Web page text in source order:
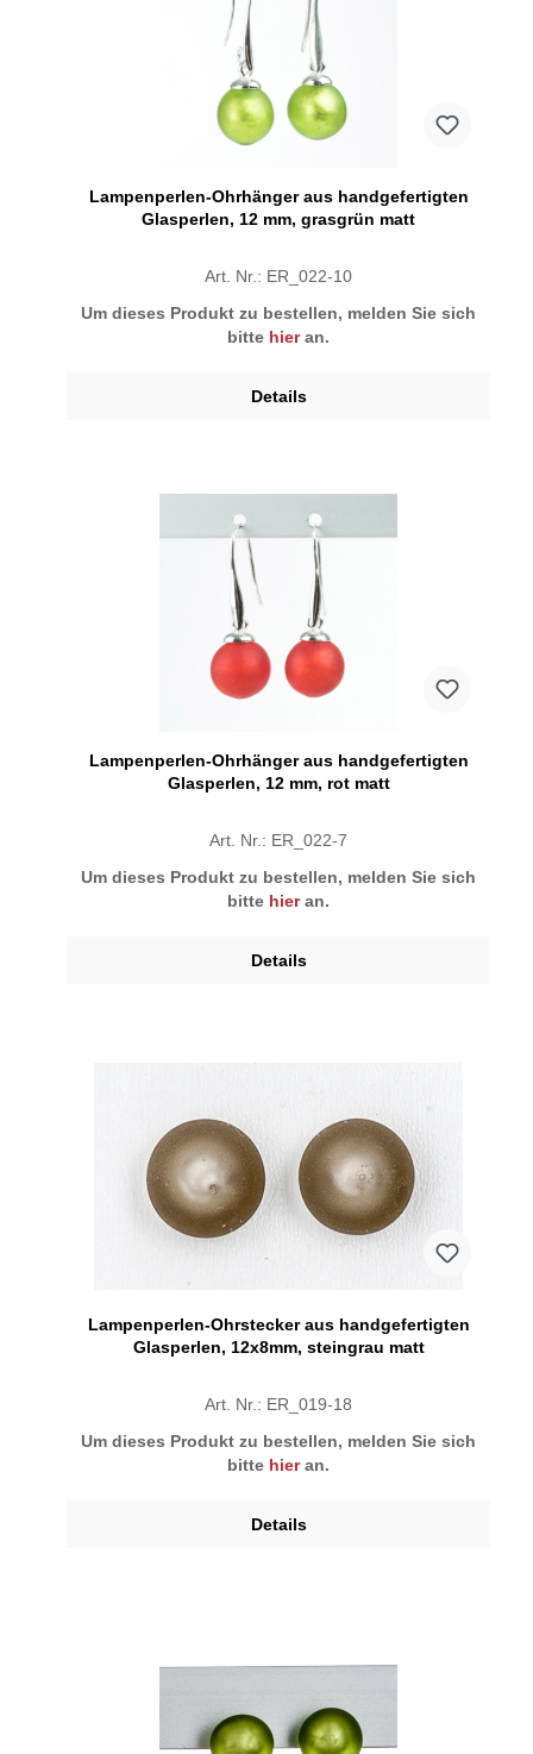
Lampenperlen-Ohrhänger aus handgefertigten
Glasperlen, 12 mm, grasgrün matt
Art. Nr.: ER_022-10
Um dieses Produkt zu bestellen, melden Sie sich
bitte hieran.
Details
Lampenperlen-Ohrhänger aus handgefertigten
Glasperlen, 12 mm, rot matt
Art. Nr.: ER_022-7
Um dieses Produkt zu bestellen, melden Sie sich
bitte hieran.
Details
Lampenperlen-Ohrstecker aus handgefertigten
Glasperlen, 12x8mm, steingrau matt
Art. Nr.: ER_019-18
Um dieses Produkt zu bestellen, melden Sie sich
bitte hieran.
Details